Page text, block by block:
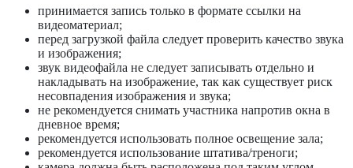
принимается запись только в формате ссылки на
видеоматериал;
перед загрузкой файла следует проверить качество звука
и изображения;
звук видеофайла не следует записывать отдельно и
накладывать на изображение, так как существует риск
несовпадения изображения и звука;
не рекомендуется снимать участника напротив окна в
дневное время;
рекомендуется использовать полное освещение зала;
рекомендуется использование штатива/треноги;